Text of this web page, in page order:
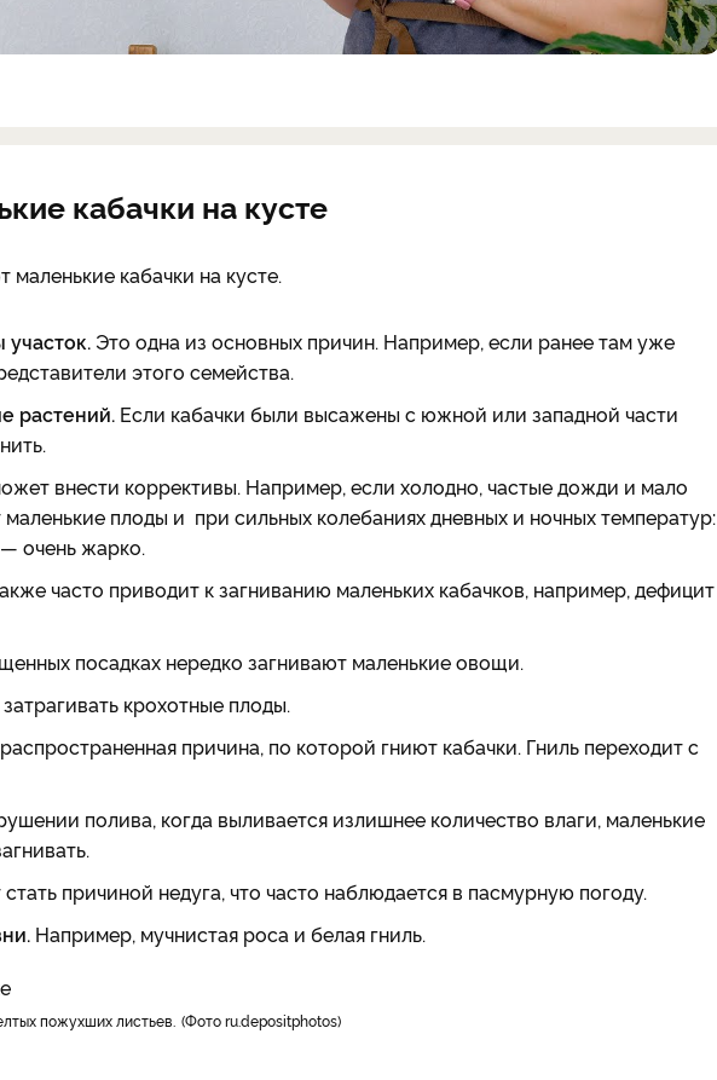
кабачки на кусте
кабачки на кусте.
Это одна из основных причин. Например, если ранее там уже
этого семейства.
растений. Если кабачки были высажены с южной или западной части
внести коррективы. Например, если холодно, частые дожди и мало
маленькие плоды и при сильных колебаниях дневных и ночных температур:
очень жарко.
часто приводит к загниванию маленьких кабачков, например, дефицит
посадках нередко загнивают маленькие овощи.
крохотные плоды.
причина, по которой гниют кабачки. Гниль переходит с
полива, когда выливается излишнее количество влаги, маленькие
причиной недуга, что часто наблюдается в пасмурную погоду.
Например, мучнистая роса и белая гниль.
пожухших листьев. Фото ru.depositphotos